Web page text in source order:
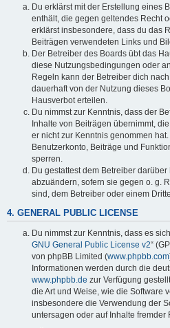
Du erklärst mit der Erstellung eines
enthält, die gegen geltendes Recht
erklärst insbesondere, dass du das
Beiträgen verwendeten Links und
Der Betreiber des Boards übt das
diese Nutzungsbedingungen oder
Regeln kann der Betreiber dich
dauerhaft von der Nutzung dieses
Hausverbot erteilen.
Du nimmst zur Kenntnis, dass der
Inhalte von Beiträgen übernimmt,
er nicht zur Kenntnis genommen
Benutzerkonto, Beiträge und
sperren.
Du gestattest dem Betreiber
abzuändern, sofern sie gegen o. g.
sind, dem Betreiber oder einem
4. GENERAL PUBLIC LICENSE
Du nimmst zur Kenntnis, dass es
GNU General Public License v2“
von phpBB Limited (www.phpbb.com
Informationen werden durch die
www.phpbb.de zur Verfügung
die Art und Weise, wie die Software
insbesondere die Verwendung der
untersagen oder auf Inhalte fremder